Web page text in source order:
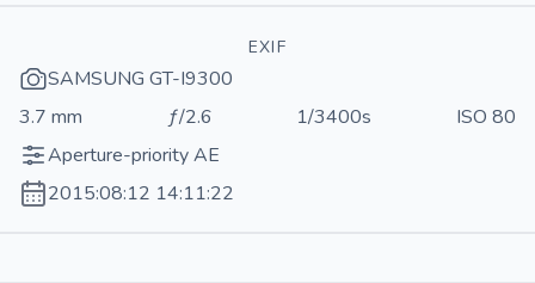
EXIF
SAMSUNG GT-I9300
3.7 mm
ƒ/2.6 1/3400s
ISO 80
Aperture-priority AE
2015:08:12 14:11:22